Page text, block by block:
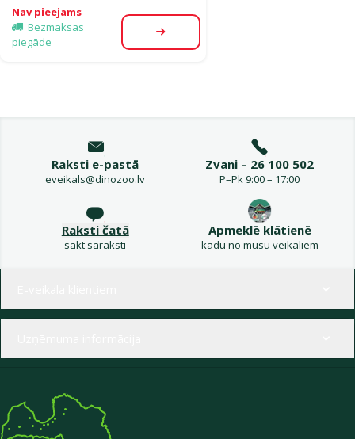
Nav pieejams
Bezmaksas
piegāde
Apskatīt
Raksti e-pastā
eveikals@dinozoo.lv
Zvani – 26 100 502
P–Pk 9:00 – 17:00
Raksti čatā
sākt saraksti
Apmeklē klātienē
kādu no mūsu veikaliem